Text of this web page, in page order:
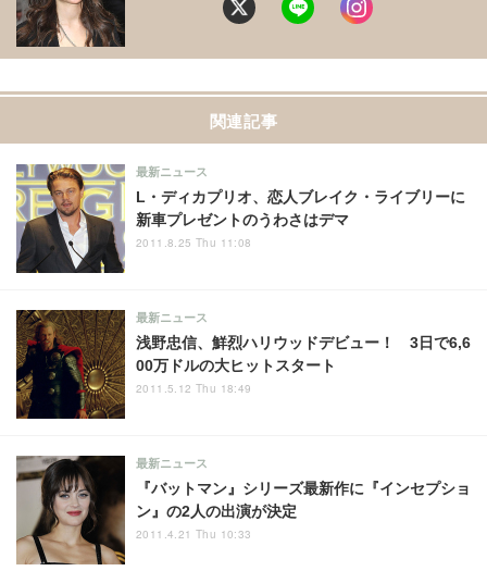
関連記事
L・ディカプリオ、恋人ブレイク・ライブリーに
新車プレゼントのうわさはデマ
最新ニュース
2011.8.25 Thu 11:08
浅野忠信、鮮烈ハリウッドデビュー！ 3日で6,6
00万ドルの大ヒットスタート
最新ニュース
2011.5.12 Thu 18:49
『バットマン』シリーズ最新作に『インセプショ
ン』の2人の出演が決定
最新ニュース
2011.4.21 Thu 10:33